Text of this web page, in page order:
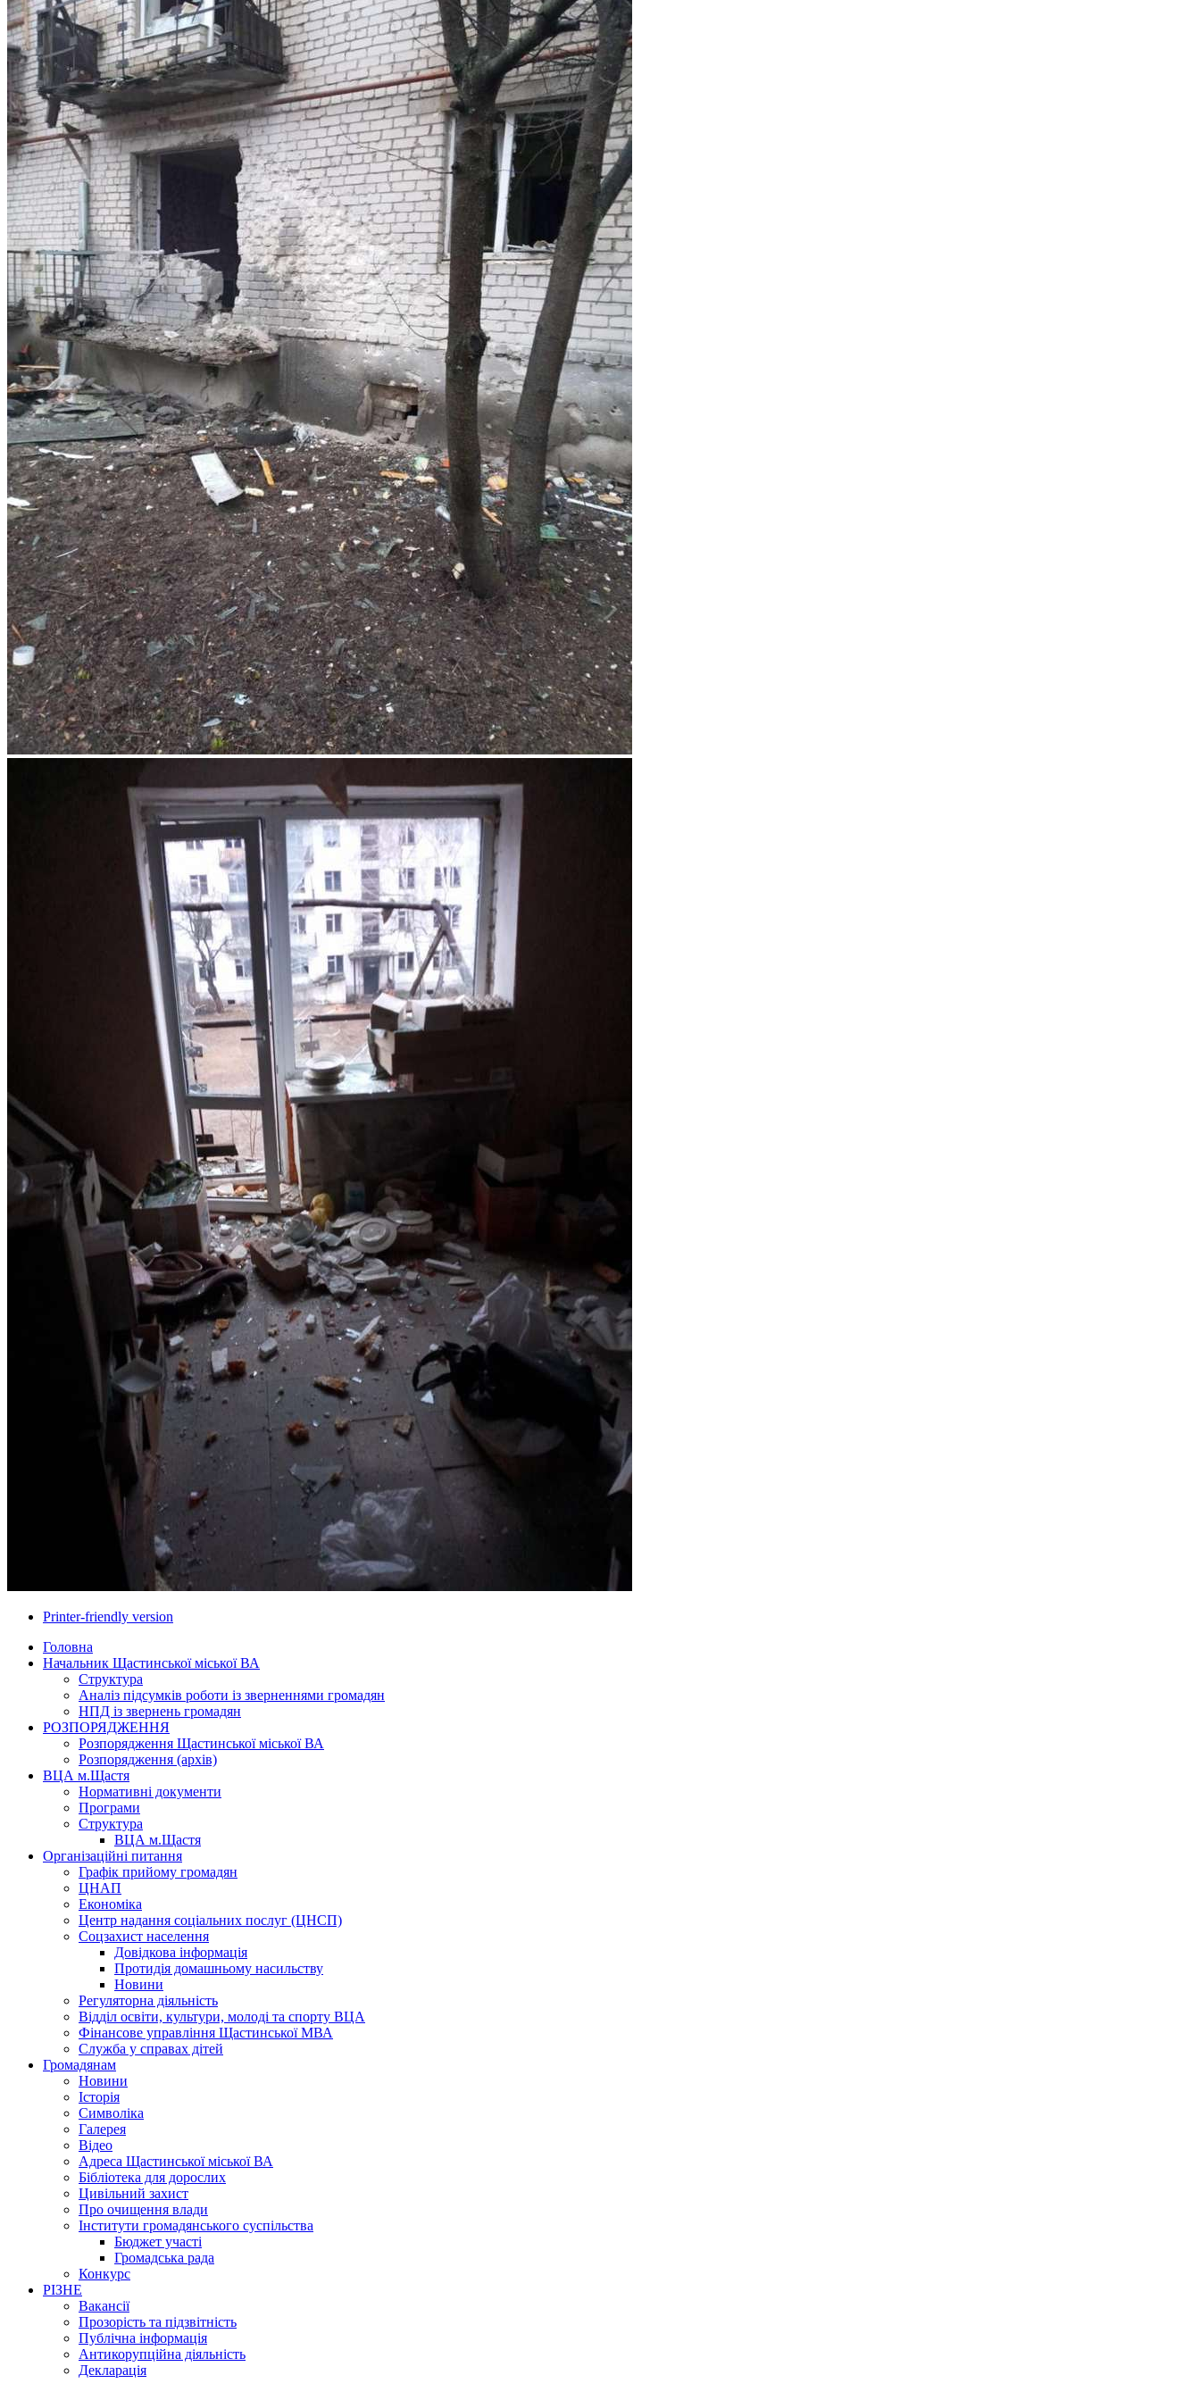
Printer-friendly version
Головна
Начальник Щастинської міської ВА
Структура
Аналіз підсумків роботи із зверненнями громадян
НПД із звернень громадян
РОЗПОРЯДЖЕННЯ
Розпорядження Щастинської міської ВА
Розпорядження (архів)
ВЦА м.Щастя
Нормативні документи
Програми
Структура
ВЦА м.Щастя
Організаційні питання
Графік прийому громадян
ЦНАП
Економіка
Центр надання соціальних послуг (ЦНСП)
Соцзахист населення
Довідкова інформація
Протидія домашньому насильству
Новини
Регуляторна діяльність
Відділ освіти, культури, молоді та спорту ВЦА
Фінансове управління Щастинської МВА
Служба у справах дітей
Громадянам
Новини
Історія
Символіка
Галерея
Відео
Адреса Щастинської міської ВА
Бібліотека для дорослих
Цивільний захист
Про очищення влади
Інститути громадянського суспільства
Бюджет участі
Громадська рада
Конкурс
РІЗНЕ
Вакансії
Прозорість та підзвітність
Публічна інформація
Антикорупційна діяльність
Декларація